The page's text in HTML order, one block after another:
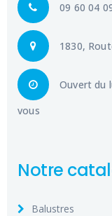
09 60 04
1830,
Ouvert du
vous
Notre
Balustres